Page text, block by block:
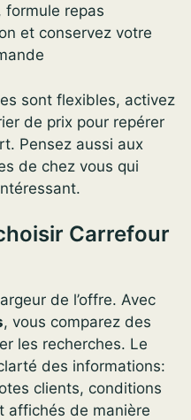
formule repas
et conservez votre
sont flexibles, activez
de prix pour repérer
Pensez aussi aux
de chez vous qui
Carrefour
de l’offre. Avec
, vous comparez des
les recherches. Le
des informations:
clients, conditions
affichés de manière